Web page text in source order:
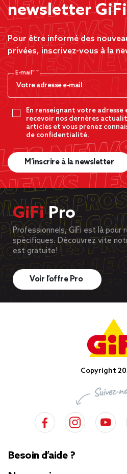
newsletter GiFi
Pour être informé des
privées, inscrivez-vous à la
E-mail*
En renseignant votre adresse
recevoir nos dernères
articles et vous prenez
de confidentialité.
M’inscrire à la newsletter
GiFiPro
Professionnels, GiFi est là pour
spécifiques. Découvrez vite
est gratuite!
Voir l’offre Pro
Copyright
Besoin d’aide ?